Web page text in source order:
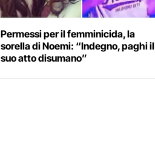
Permessi per il femminicida, la
sorella di Noemi: “Indegno, paghi il
suo atto disumano”